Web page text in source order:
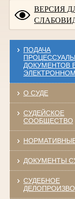
ВЕРСИЯ
ПОДАЧА
ДОКУМЕНТОВ
О СУДЕ
СУДЕЙСКОЕ
СООБЩЕСТВО
ДОКУМЕНТЫ
СУДЕБНОЕ